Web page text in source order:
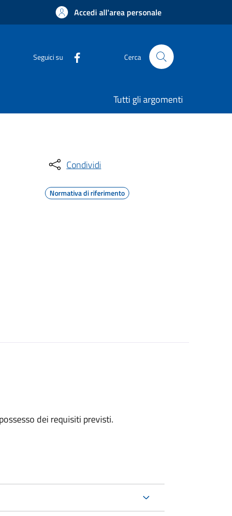
Accedi all'area personale
Seguici su Cerca
Tutti gli argomenti
Condividi
Normativa di riferimento
dei requisiti previsti.